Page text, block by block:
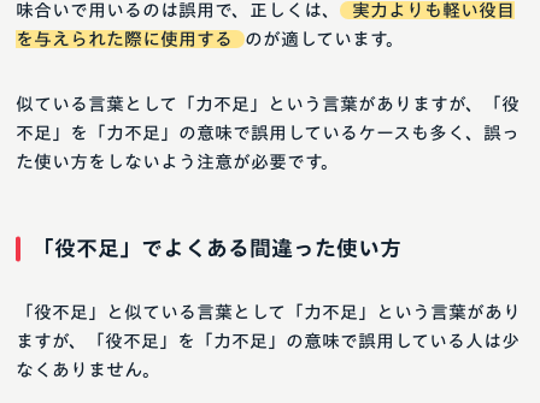
味合いで用いるのは誤用で、正しくは、
実力よりも軽い役目
を与えられた際に使用する
のが適しています。
似ている言葉として「力不足」という言葉がありますが、「役
不足」を「力不足」の意味で誤用しているケースも多く、誤っ
た使い方をしないよう注意が必要です。
「役不足」でよくある間違った使い方
「役不足」と似ている言葉として「力不足」という言葉があり
ますが、「役不足」を「力不足」の意味で誤用している人は少
なくありません。